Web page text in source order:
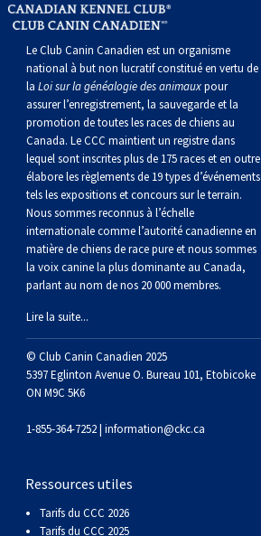
Le Club Canin Canadien est un organisme
national à but non lucratif constitué en vertu de
la Loi sur la généalogie des animauxpour
assurer l’enregistrement, la sauvegarde et la
promotion de toutes les races de chiens au
Canada. Le CCC maintient un registre dans
lequel sont inscrites plus de 175 races et en outre
élabore les règlements de 19 types d’événements
tels les expositions et concours sur le terrain.
Nous sommes reconnus à l’échelle
internationale comme l’autorité canadienne en
matière de chiens de race pure et nous sommes
la voix canine la plus dominante au Canada,
parlant au nom de nos 20 000 membres.
Lire la suite...
© Club Canin Canadien 2025
5397 Eglinton Avenue O. Bureau 101, Etobicoke
ON M9C 5K6
1-855-364-7252 | information@ckc.ca
Ressources utiles
Tarifs du CCC 2026
Tarifs du CCC 2025